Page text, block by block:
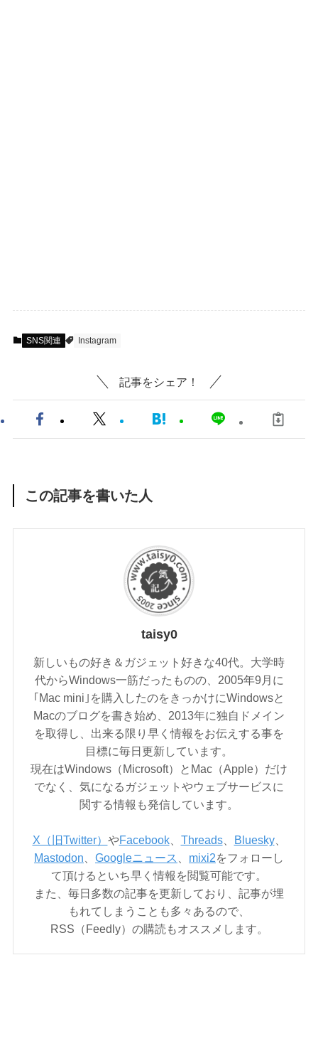
SNS関連 Instagram
記事をシェア！
この記事を書いた人
taisy0
新しいもの好き＆ガジェット好きな40代。大学時
代からWindows一筋だったものの、2005年9月に
｢Mac mini｣を購入したのをきっかけにWindowsと
Macのブログを書き始め、2013年に独自ドメイン
を取得し、出来る限り早く情報をお伝えする事を
目標に毎日更新しています。
現在はWindows（Microsoft）とMac（Apple）だけ
でなく、気になるガジェットやウェブサービスに
関する情報も発信しています。
X（旧Twitter） やFacebook、 Threads、 Bluesky、
Mastodon
Googleニュース mixi2をフォローし
て頂けるといち早く情報を閲覧可能です。
また、毎日多数の記事を更新しており、記事が埋
もれてしまうことも多々あるので、
RSS（Feedly）の購読もオススメします。